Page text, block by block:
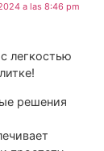
a las 8:46 pm
легкостью
решения